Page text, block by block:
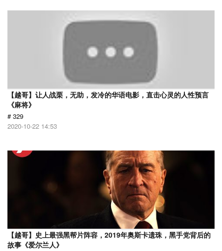
【越哥】让人战栗，无助，发冷的华语电影，直击心灵的人性预言
《麻将》
# 329
2020-10-22 14:53
【越哥】史上最强黑帮片阵容，2019年奥斯卡遗珠，黑手党背后的
故事《爱尔兰人》